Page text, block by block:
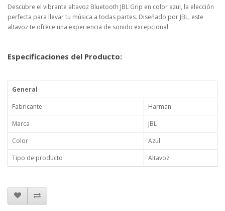
Descubre el vibrante altavoz Bluetooth JBL Grip en color azul, la elección
perfecta para llevar tu música a todas partes. Diseñado por JBL, este
altavoz te ofrece una experiencia de sonido excepcional.
Especificaciones del Producto:
General
Fabricante
Harman
Marca
JBL
Color
Azul
Tipo de producto
Altavoz